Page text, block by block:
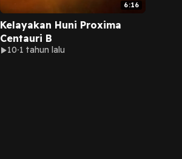
6:16
Kelayakan Huni Proxima
Centauri B
10 1 tahun lalu